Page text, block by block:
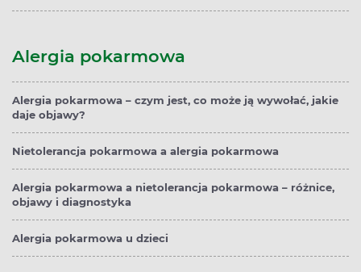
Alergia pokarmowa
Alergia pokarmowa – czym jest, co może ją wywołać, jakie
daje objawy?
Nietolerancja pokarmowa a alergia pokarmowa
Alergia pokarmowa a nietolerancja pokarmowa – różnice,
objawy i diagnostyka
Alergia pokarmowa u dzieci